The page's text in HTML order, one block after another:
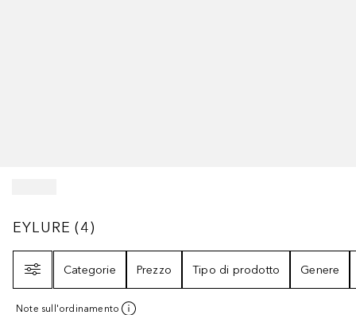
EYLURE4
EYLURE (4)
Categorie
Prezzo Tipo di prodotto Genere
Note sull'ordinamento